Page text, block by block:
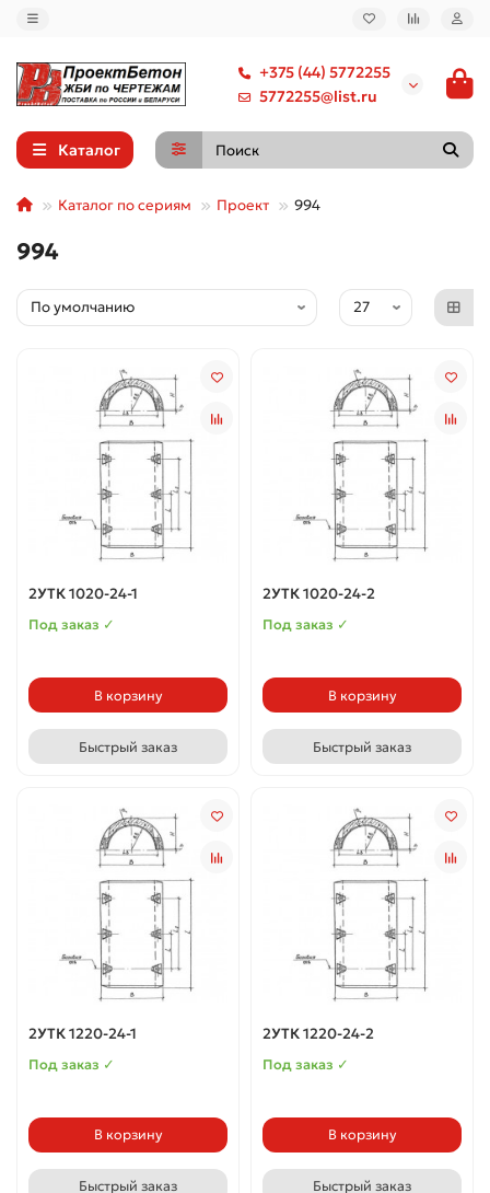
+375 (44) 5772255
5772255@list.ru
Каталог
Каталог по сериям Проект 994
994
2УТК 1020-24-1
Под заказ ✓
В корзину
Быстрый заказ
2УТК 1020-24-2
Под заказ ✓
В корзину
Быстрый заказ
2УТК 1220-24-1
Под заказ ✓
В корзину
Быстрый заказ
2УТК 1220-24-2
Под заказ ✓
В корзину
Быстрый заказ